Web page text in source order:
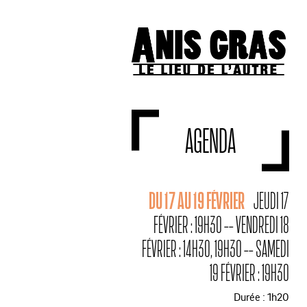
AGENDA
DU 17 AU 19 FÉVRIER JEUDI 17
FÉVRIER : 19H30 -- VENDREDI 18
FÉVRIER : 14H30, 19H30 -- SAMEDI
19 FÉVRIER : 19H30
Durée : 1h20